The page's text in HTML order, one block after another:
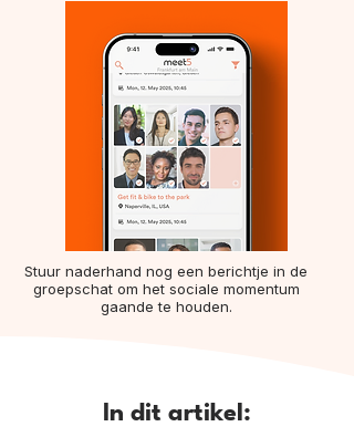
Stuur naderhand nog een berichtje in de
groepschat om het sociale momentum
gaande te houden.
In dit artikel: